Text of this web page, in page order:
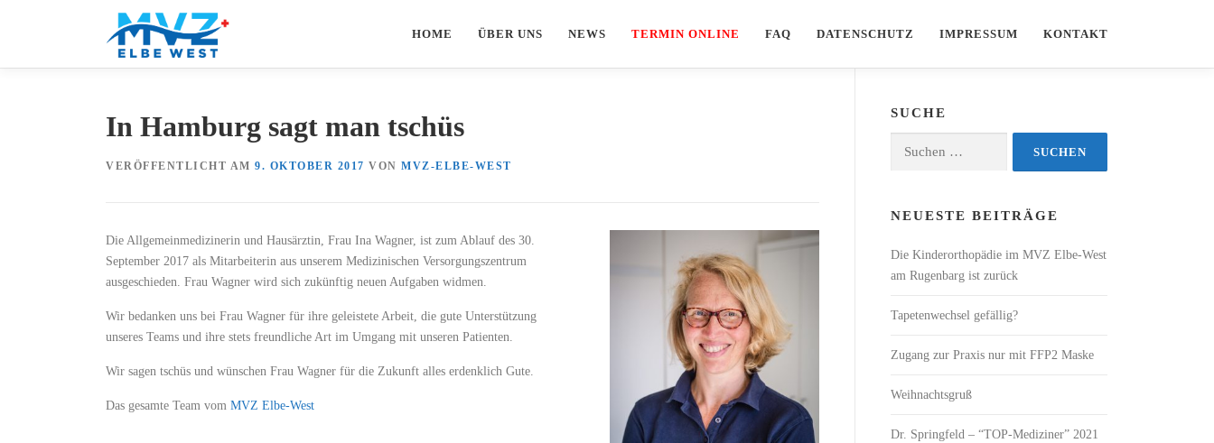
HOME ÜBER UNS NEWS TERMIN ONLINE FAQ DATENSCHUTZ IMPRESSUM KONTAKT
In Hamburg sagt man tschüs
VERÖFFENTLICHT AM 9. OKTOBER 2017 VON MVZ-ELBE-WEST
Die Allgemeinmedizinerin und Hausärztin, Frau Ina Wagner, ist zum Ablauf des 30.
September 2017 als Mitarbeiterin aus unserem Medizinischen Versorgungszentrum
ausgeschieden. Frau Wagner wird sich zukünftig neuen Aufgaben widmen.
Wir bedanken uns bei Frau Wagner für ihre geleistete Arbeit, die gute Unterstützung
unseres Teams und ihre stets freundliche Art im Umgang mit unseren Patienten.
Wir sagen tschüs und wünschen Frau Wagner für die Zukunft alles erdenklich Gute.
Das gesamte Team vom MVZ Elbe-West
SUCHE
NEUESTE BEITRÄGE
Die Kinderorthopädie im MVZ Elbe-West
am Rugenbarg ist zurück
Tapetenwechsel gefällig?
Zugang zur Praxis nur mit FFP2 Maske
Weihnachtsgruß
Dr. Springfeld – “TOP-Mediziner” 2021